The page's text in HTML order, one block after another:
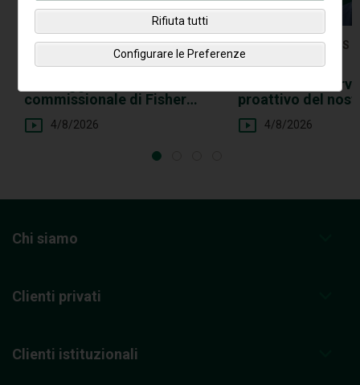
INFORMAZIONI SULLA
commissionale di Fisher
Investments
4/8/2026
INFORMAZIONI
SOCIETÀ
Il modello di
proattivo del
Clienti Privati
4/8/2026
Chi siamo
Clienti privati
Clienti istituzionali
Rifiuta tutti
Configurare le Preferenze